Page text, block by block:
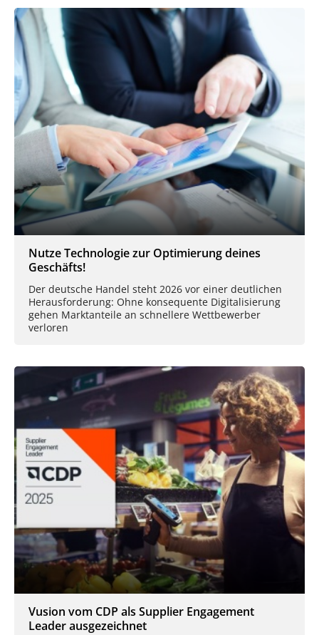
Nutze Technologie zur Optimierung deines
Geschäfts!
Der deutsche Handel steht 2026 vor einer deutlichen
Herausforderung: Ohne konsequente Digitalisierung
gehen Marktanteile an schnellere Wettbewerber
verloren
Vusion vom CDP als Supplier Engagement
Leader ausgezeichnet